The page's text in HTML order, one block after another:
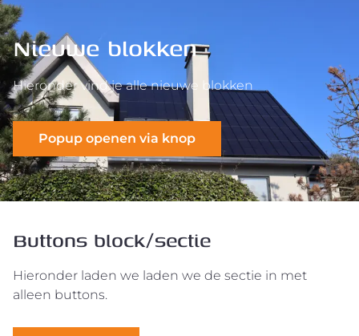
Nieuwe blokken
Hieronder vind je alle nieuwe blokken
Popup openen via knop
Buttons block/sectie
Hieronder laden we laden we de sectie in met
alleen buttons.